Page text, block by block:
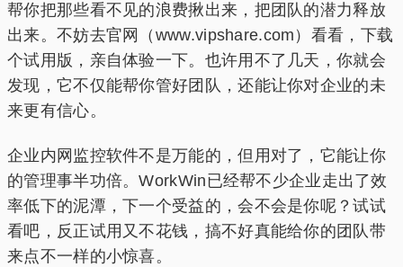
帮你把那些看不见的浪费揪出来，把团队的潜力释放
出来。不妨去官网（www.vipshare.com）看看，下载
个试用版，亲自体验一下。也许用不了几天，你就会
发现，它不仅能帮你管好团队，还能让你对企业的未
来更有信心。
企业内网监控软件不是万能的，但用对了，它能让你
的管理事半功倍。WorkWin已经帮不少企业走出了效
率低下的泥潭，下一个受益的，会不会是你呢？试试
看吧，反正试用又不花钱，搞不好真能给你的团队带
来点不一样的小惊喜。